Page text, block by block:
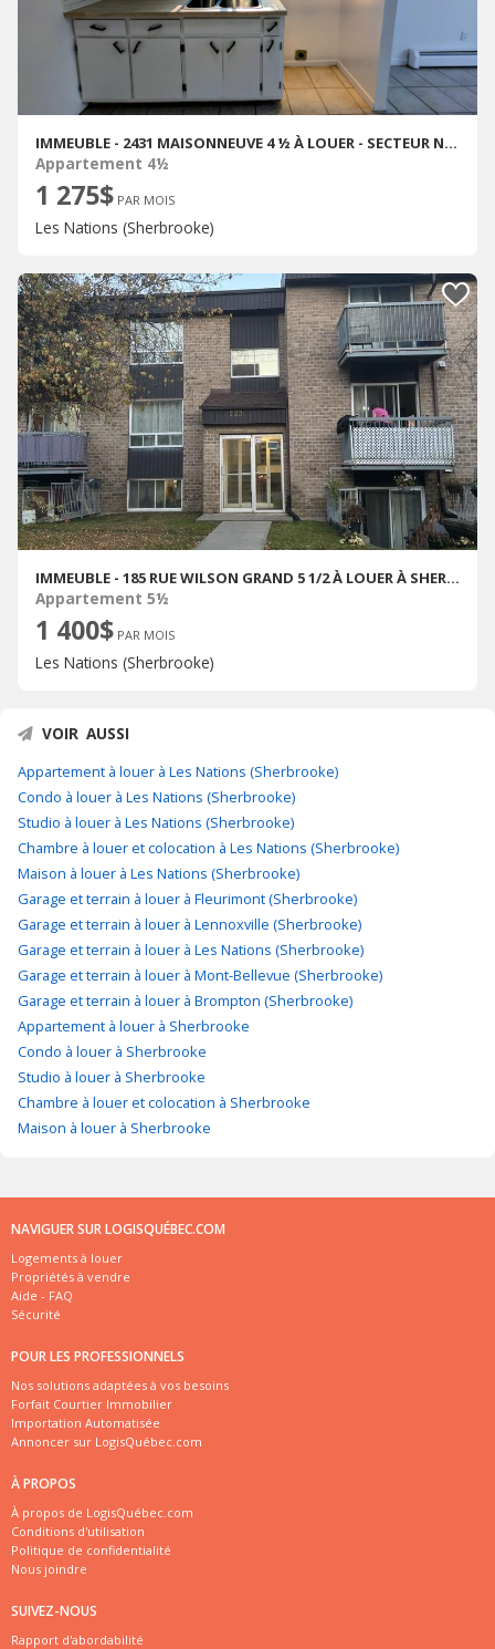
IMMEUBLE - 2431 MAISONNEUVE 4 ½ À LOUER - SECTEUR NORD
Appartement 4½
1 275$ PAR MOIS
Les Nations (Sherbrooke)
IMMEUBLE - 185 RUE WILSON GRAND 5 1/2 À LOUER À SHERBROOKE
Appartement 5½
1 400$ PAR MOIS
Les Nations (Sherbrooke)
VOIR AUSSI
Appartement à louer à Les Nations (Sherbrooke)
Condo à louer à Les Nations (Sherbrooke)
Studio à louer à Les Nations (Sherbrooke)
Chambre à louer et colocation à Les Nations (Sherbrooke)
Maison à louer à Les Nations (Sherbrooke)
Garage et terrain à louer à Fleurimont (Sherbrooke)
Garage et terrain à louer à Lennoxville (Sherbrooke)
Garage et terrain à louer à Les Nations (Sherbrooke)
Garage et terrain à louer à Mont-Bellevue (Sherbrooke)
Garage et terrain à louer à Brompton (Sherbrooke)
Appartement à louer à Sherbrooke
Condo à louer à Sherbrooke
Studio à louer à Sherbrooke
Chambre à louer et colocation à Sherbrooke
Maison à louer à Sherbrooke
NAVIGUER SUR LOGISQUÉBEC.COM
Logements à louer
Propriétés à vendre
Aide - FAQ
Sécurité
POUR LES PROFESSIONNELS
Nos solutions adaptées à vos besoins
Forfait Courtier Immobilier
Importation Automatisée
Annoncer sur LogisQuébec.com
À PROPOS
À propos de LogisQuébec.com
Conditions d'utilisation
Politique de confidentialité
Nous joindre
SUIVEZ-NOUS
Rapport d'abordabilité